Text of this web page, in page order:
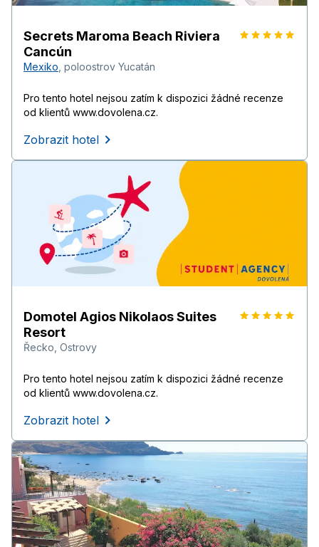
Secrets Maroma Beach Riviera
Cancún
Mexiko poloostrov Yucatán
Pro tento hotel nejsou zatím k dispozici žádné recenze
od klientů www.dovolena.cz.
Zobrazit hotel
Domotel Agios Nikolaos Suites
Resort
Řecko Ostrovy
Pro tento hotel nejsou zatím k dispozici žádné recenze
od klientů www.dovolena.cz.
Zobrazit hotel